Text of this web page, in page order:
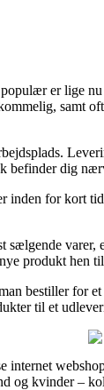
er lige
samt
befinder dig
for kort
produkt
bestiller
til et
og kvinder –